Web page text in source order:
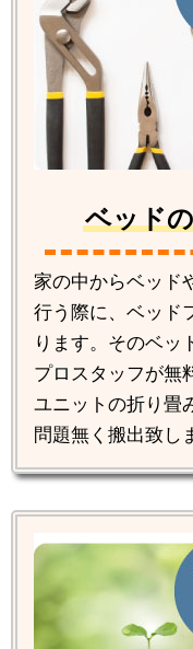
ベッド
家の中からベッド
行う際に、ベッド
ります。そのベッ
プロスタッフが無
ユニットの折り畳
問題無く搬出致し